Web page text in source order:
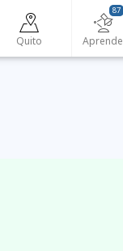
Quito Aprende
87